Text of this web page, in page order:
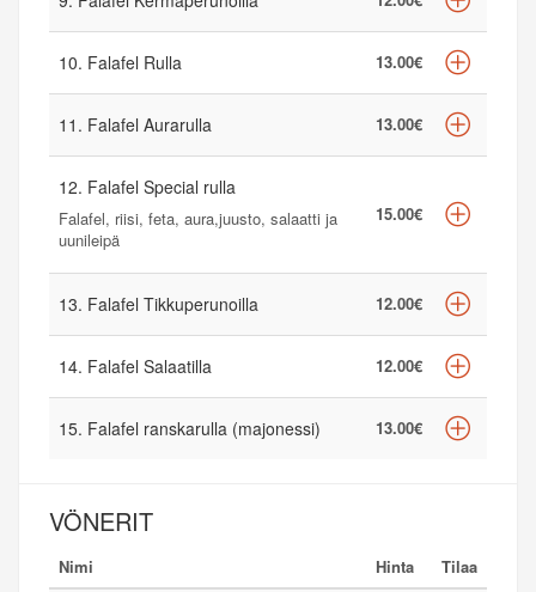
10. Falafel Rulla 13.00€
11. Falafel Aurarulla 13.00€
12. Falafel Special rulla
Falafel, riisi, feta, aura,juusto, salaatti ja
uunileipä
15.00€
13. Falafel Tikkuperunoilla 12.00€
14. Falafel Salaatilla 12.00€
15. Falafel ranskarulla (majonessi) 13.00€
VÖNERIT
Nimi Hinta Tilaa